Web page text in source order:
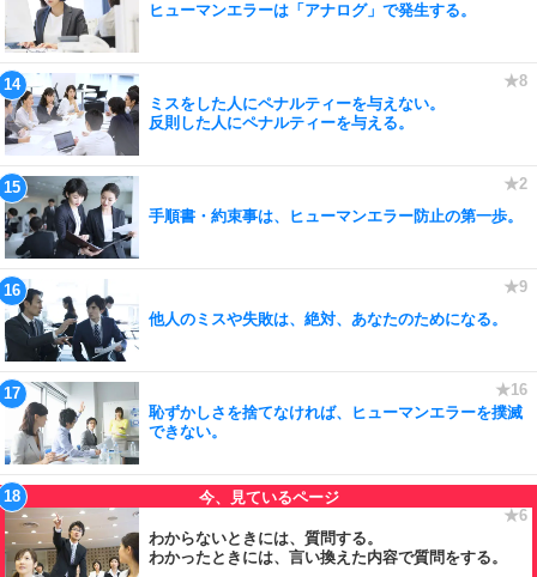
ヒューマンエラーは「アナログ」で発生する。
ミスをした人にペナルティーを与えない。
反則した人にペナルティーを与える。
手順書・約束事は、ヒューマンエラー防止の第一歩。
他人のミスや失敗は、絶対、あなたのためになる。
恥ずかしさを捨てなければ、ヒューマンエラーを撲滅
できない。
わからないときには、質問する。
わかったときには、言い換えた内容で質問をする。